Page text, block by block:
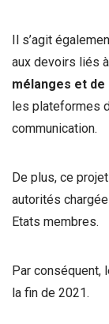
Il s’agit
aux devoirs liés
mélanges et de
les plateformes
communication.
De plus, ce
autorités
Etats membres.
Par conséquent,
la fin de 2021.